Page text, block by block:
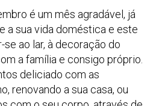
é um mês agradável, já
a sua vida doméstica e este
ao lar, à decoração do
a família e consigo próprio.
deliciado com as
renovando a sua casa, ou